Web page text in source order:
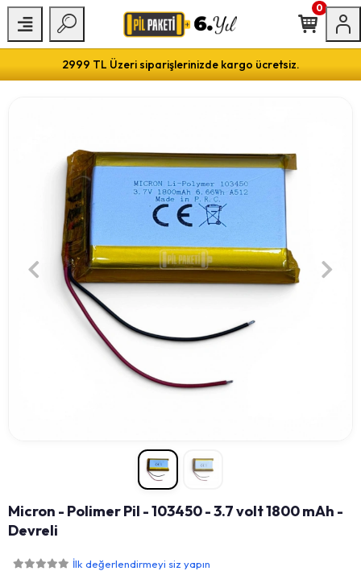
2999 TL Üzeri siparişlerinizde kargo ücretsiz.
0
Micron - Polimer Pil - 103450 - 3.7 volt 1800 mAh -
Devreli
İlk değerlendirmeyi siz yapın